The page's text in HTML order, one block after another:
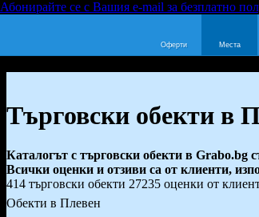
Абонирайте се с Вашия e-mail за безплатно
Оферти Места
Търговски обекти в
Каталогът с търговски обекти в Grabo.bg
Всички оценки и отзиви са от клиенти,
414 търговски обекти 27235 оценки от
Обекти в Плевен